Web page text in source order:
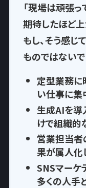
「現場は頑張
期待したほど
もし、そう感じ
ものではないで
定型業務に
い仕事に集
生成AIを導
けで組織的
営業担当者
果が属人化
SNSマーケ
多くの人手